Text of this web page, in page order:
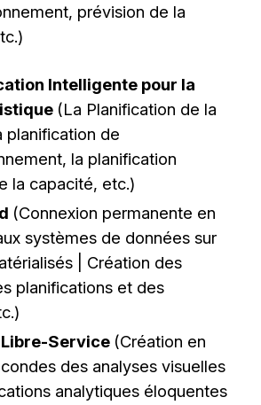
prévision de la
Intelligente pour la
(La Planification de la
planification de
la planification
la capacité, etc.)
(Connexion permanente en
systèmes de données sur
| Création des
planifications et des
Service (Création en
des analyses visuelles
analytiques éloquentes